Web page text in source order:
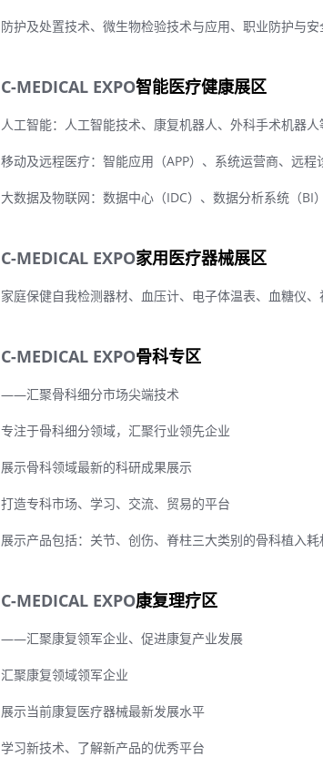
防护及处置技术、微生物检验技术与应用、职业防护与安
C-MEDICAL EXPO智能医疗健康展区
人工智能：人工智能技术、康复机器人、外科手术机器人
移动及远程医疗：智能应用（APP）、系统运营商、远
大数据及物联网：数据中心（IDC）、数据分析系统（BI）
C-MEDICAL EXPO家用医疗器械展区
家庭保健自我检测器材、血压计、电子体温表、血糖仪
C-MEDICAL EXPO骨科专区
——汇聚骨科细分市场尖端技术
专注于骨科细分领域，汇聚行业领先企业
展示骨科领域最新的科研成果展示
打造专科市场、学习、交流、贸易的平台
展示产品包括：关节、创伤、脊柱三大类别的骨科植入
C-MEDICAL EXPO康复理疗区
——汇聚康复领军企业、促进康复产业发展
汇聚康复领域领军企业
展示当前康复医疗器械最新发展水平
学习新技术、了解新产品的优秀平台